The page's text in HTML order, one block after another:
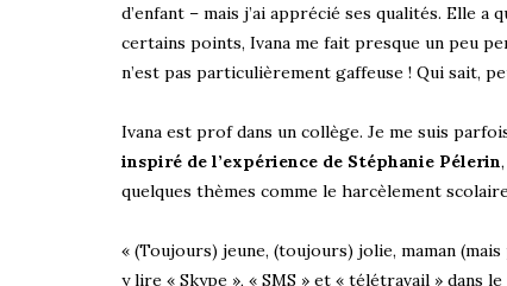
d’enfant – mais j’ai apprécié ses qualités. Elle a
certains points, Ivana me fait presque un peu
n’est pas particulièrement gaffeuse ! Qui sait,
Ivana est prof dans un collège. Je me suis
inspiré de l’expérience de Stéphanie Pélerin
quelques thèmes comme le harcèlement
« (Toujours) jeune, (toujours) jolie, maman
y lire « Skype », « SMS » et « télétravail » dans